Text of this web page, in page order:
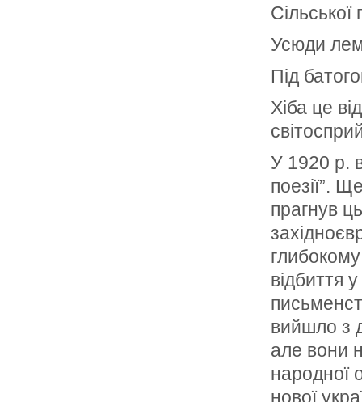
Сільської
Усюди
Під
Хіба це
У 1920 р.
поезії”.
прагнув
відбиття
вийшло з
але вони
народної
нової